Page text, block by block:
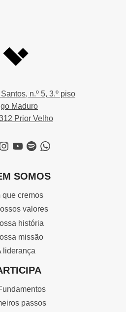
n.º 5, 3.º piso
Maduro
Prior Velho
Instagram
YouTube
SpotifyWhatsApp
SOMOS
que cremos
valores
história
missão
liderança
passos